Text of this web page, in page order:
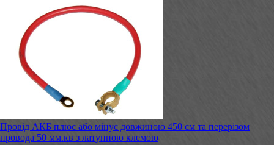
Провід АКБ плюс або мінус довжиною 450 см та перерізом
провода 50 мм.кв з латунною клемою